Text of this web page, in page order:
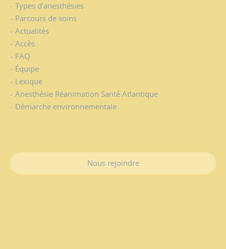
Types d’anesthésies
Parcours de soins
Actualités
Accès
FAQ
Équipe
Lexique
Anesthésie Réanimation Santé Atlantique
Démarche environnementale
Nous rejoindre